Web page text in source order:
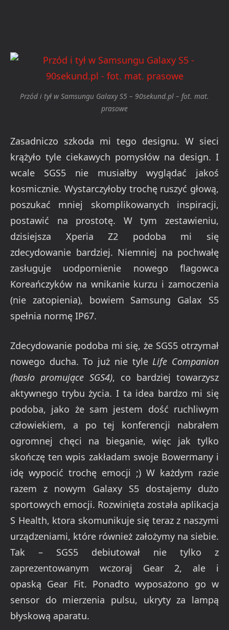
Przód i tył w Samsungu Galaxy S5 – 90sekund.pl – fot. mat.
prasowe
Zasadniczo szkoda mi tego designu. W sieci
krążyło tyle ciekawych pomysłów na design. I
wcale SGS5 nie musiałby wyglądać jakoś
kosmicznie. Wystarczyłoby trochę ruszyć głową,
poszukać mniej skomplikowanych inspiracji,
postawić na prostotę. W tym zestawieniu,
dzisiejsza Xperia Z2 podoba mi się
zdecydowanie bardziej. Niemniej na pochwałę
zasługuje uodpornienie nowego flagowca
Koreańczyków na wnikanie kurzu i zamoczenia
(nie zatopienia), bowiem Samsung Galax S5
spełnia normę IP67.
Zdecydowanie podoba mi się, że SGS5 otrzymał
nowego ducha. To już nie tyleLife Companion
(hasło promujące SGS4), co bardziej towarzysz
aktywnego trybu życia. I ta idea bardzo mi się
podoba, jako że sam jestem dość ruchliwym
człowiekiem, a po tej konferencji nabrałem
ogromnej chęci na bieganie, więc jak tylko
skończę ten wpis zakładam swoje Bowermany i
idę wypocić trochę emocji ;) W każdym razie
razem z nowym Galaxy S5 dostajemy dużo
sportowych emocji. Rozwinięta została aplikacja
S Health, ktora skomunikuje się teraz z naszymi
urządzeniami, które również założymy na siebie.
Tak – SGS5 debiutował nie tylko z
zaprezentowanym wczoraj Gear 2, ale i
opaską Gear Fit. Ponadto wyposażono go w
sensor do mierzenia pulsu, ukryty za lampą
błyskową aparatu.